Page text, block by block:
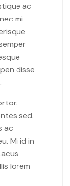
ac
mi
disse
sed.
ac
Mi id in
lorem